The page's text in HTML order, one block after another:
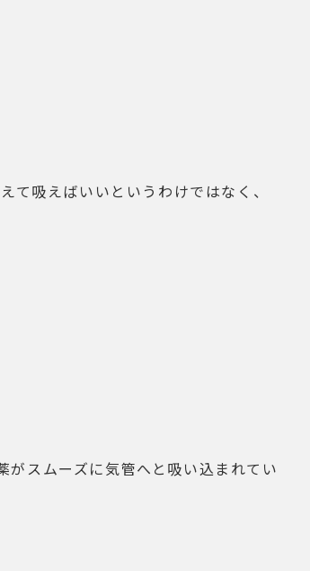
吸えばいいというわけではなく、
がスムーズに気管へと吸い込まれてい